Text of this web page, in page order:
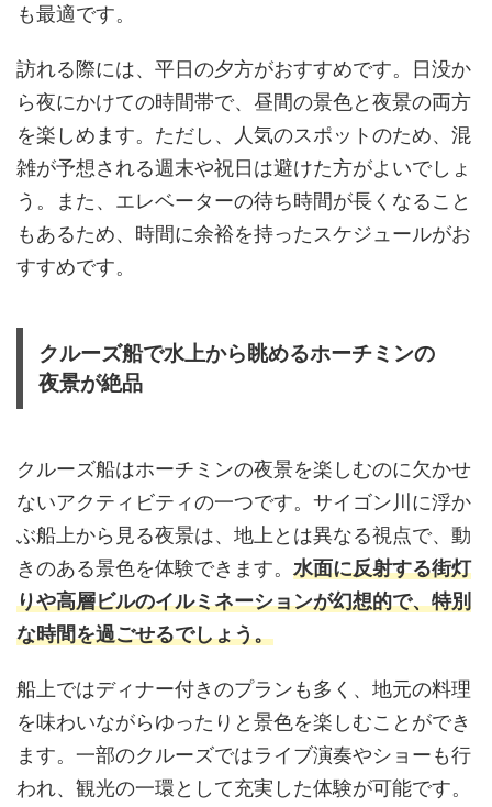
も最適です。
訪れる際には、平日の夕方がおすすめです。日没か
ら夜にかけての時間帯で、昼間の景色と夜景の両方
を楽しめます。ただし、人気のスポットのため、混
雑が予想される週末や祝日は避けた方がよいでしょ
う。また、エレベーターの待ち時間が長くなること
もあるため、時間に余裕を持ったスケジュールがお
すすめです。
クルーズ船で水上から眺めるホーチミンの
夜景が絶品
クルーズ船はホーチミンの夜景を楽しむのに欠かせ
ないアクティビティの一つです。サイゴン川に浮か
ぶ船上から見る夜景は、地上とは異なる視点で、動
きのある景色を体験できます。 水面に反射する街灯
りや高層ビルのイルミネーションが幻想的で、特別
な時間を過ごせるでしょう。
船上ではディナー付きのプランも多く、地元の料理
を味わいながらゆったりと景色を楽しむことができ
ます。一部のクルーズではライブ演奏やショーも行
われ、観光の一環として充実した体験が可能です。